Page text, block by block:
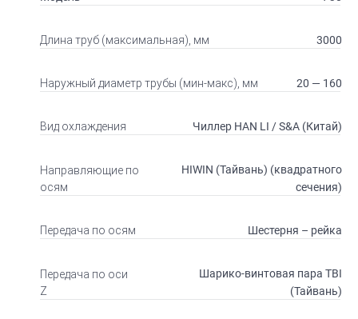
Длина труб (максимальная), мм 3000
Наружный диаметр трубы (мин-макс), мм 20 — 160
Вид охлаждения Чиллер HAN LI / S&A (Китай)
Направляющие по
осям
HIWIN (Тайвань) (квадратного
сечения)
Передача по осям Шестерня – рейка
Передача по оси
Z
Шарико-винтовая пара TBI
(Тайвань)